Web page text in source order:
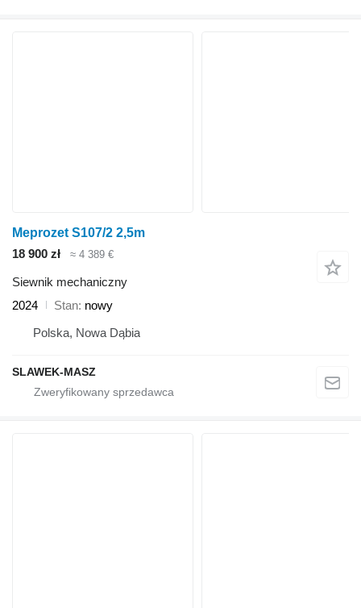
Meprozet S107/2 2,5m
18 900 zł
≈ 4 389 €
Siewnik mechaniczny
2024
Stan nowy
Polska, Nowa Dąbia
SLAWEK-MASZ